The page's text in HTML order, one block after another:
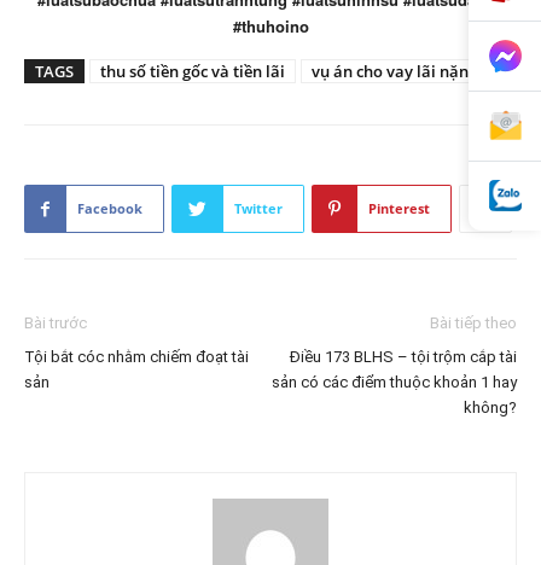
#thuhoino
TAGS thu số tiền gốc và tiền lãi vụ án cho vay lãi nặng
Facebook Twitter Pinterest
Bài trước
Tội bắt cóc nhằm chiếm đoạt tài
sản
Bài tiếp theo
Điều 173 BLHS – tội trộm cắp tài
sản có các điểm thuộc khoản 1 hay
không?